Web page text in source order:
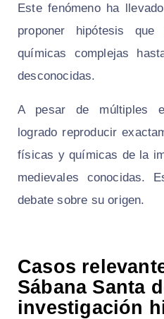
Este fenómeno ha
proponer hipótesis
químicas complejas
desconocidas.
A pesar de múltiples
logrado reproducir
físicas y químicas de la
medievales conocidas.
debate sobre su origen.
Casos
Sábana Santa
investigación